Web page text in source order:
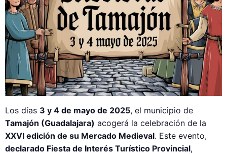
Los días 3 y 4 de mayo de 2025, el municipio de
Tamajón (Guadalajara) acogerá la celebración de la
XXVI edición de su Mercado Medieval. Este evento,
declarado Fiesta de Interés Turístico Provincial,